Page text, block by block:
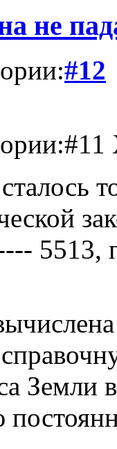
не
#12
5513,
Земли